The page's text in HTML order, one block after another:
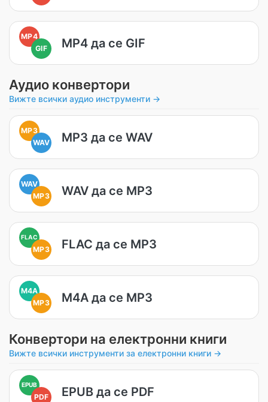
MP4
GIF
MP4 да се GIF
Аудио конвертори
Вижте всички аудио инструменти →
MP3
WAV
MP3 да се WAV
WAV
MP3
WAV да се MP3
FLAC
MP3 FLAC да се MP3
M4A
MP3
M4A да се MP3
Конвертори на електронни книги
Вижте всички инструменти за електронни книги →
EPUB
PDF EPUB да се PDF